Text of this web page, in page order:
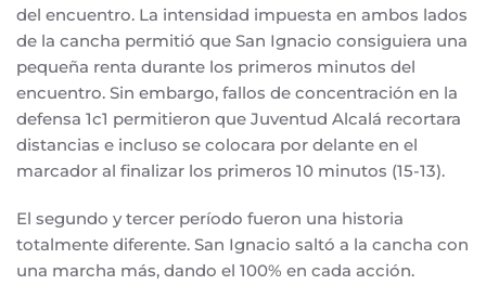
del encuentro. La intensidad impuesta en ambos lados
de la cancha permitió que San Ignacio consiguiera una
pequeña renta durante los primeros minutos del
encuentro. Sin embargo, fallos de concentración en la
defensa 1c1 permitieron que Juventud Alcalá recortara
distancias e incluso se colocara por delante en el
marcador al finalizar los primeros 10 minutos (15-13).
El segundo y tercer período fueron una historia
totalmente diferente. San Ignacio saltó a la cancha con
una marcha más, dando el 100% en cada acción.